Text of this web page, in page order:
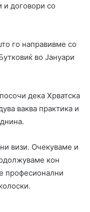
и договори со
го направивме со
во Јануари
дека Хрватска
ваква практика и
визи. Очекуваме и
кон
професионални